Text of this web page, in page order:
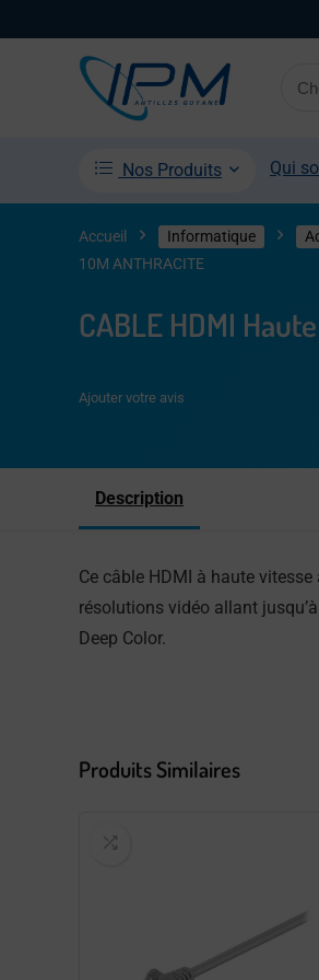
Nos Produits Qui
Accueil Informatique
10M ANTHRACITE
CABLE HDMI
Ajouter votre avis
Description
Ce câble HDMI à haute
résolutions vidéo allant
Deep Color.
Produits Similaires